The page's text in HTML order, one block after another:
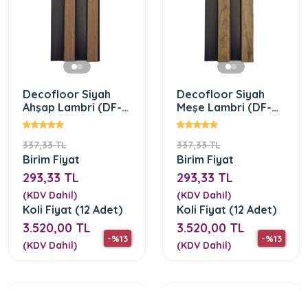
Decofloor Siyah
Ahşap Lambri (DF-
1201-01)
337,33 TL
-%13
Birim Fiyat
293,33 TL
(KDV Dahil)
Koli Fiyat (12 Adet)
3.520,00 TL
(KDV Dahil)
Decofloor Siyah
Meşe Lambri (DF-
1201-02)
337,33 TL
-%13
Birim Fiyat
293,33 TL
(KDV Dahil)
Koli Fiyat (12 Adet)
3.520,00 TL
(KDV Dahil)